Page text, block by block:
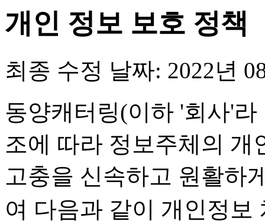
개인 정보 보호 정책
최종 수정 날짜: 2022년
동양캐터링(이하 '회사'
조에 따라 정보주체의
고충을 신속하고 원활하
여 다음과 같이 개인정보